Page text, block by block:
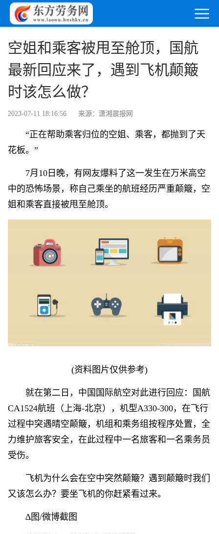
空姐和乘客被甩至舱顶，国航
最新回应来了，遇到飞机颠簸
时该怎么做？
2023-07-11 18:16:56 来源：潇湘晨报网
“正在帮助乘客归位的空姐、乘客，都抛到了天
花板。”
7月10日晚，有网友爆料了这一发生在万米高空
中的恐怖场景，称自己乘坐的航班经历严重颠簸，空
姐和乘客直接被甩至舱顶。
(资料图片仅供参考)
就在第二日，中国国际航空对此进行回应：国航
CA1524航班（上海-北京），机型A330-300，在飞行
过程中突遇晴空颠簸，机组和乘务组按程序处置，全
力维护旅客安全，在此过程中一名旅客和一名乘务员
受伤。
飞机为什么会在空中突然颠簸？遇到颠簸时我们
又该怎么办？要坐飞机的你赶紧看过来。
∆图/微博截图